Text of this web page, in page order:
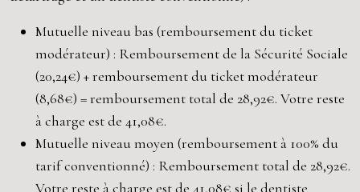
Mutuelle niveau bas (remboursement du ticket
modérateur) : Remboursement de la Sécurité Sociale
(20,24€) + remboursement du ticket modérateur
(8,68€) = remboursement total de 28,92€. Votre reste
à charge est de 41,08€.
Mutuelle niveau moyen (remboursement à 100% du
tarif conventionné) : Remboursement total de 28,92€.
Votre reste à charge est de 41,08€ si le dentiste